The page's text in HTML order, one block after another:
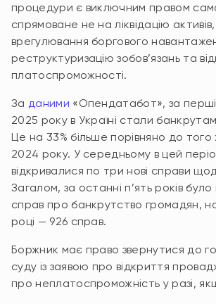
процедури є виключним правом
спрямоване не на ліквідацію
врегулювання боргового
реструктуризацію зобов’язань та
платоспроможності.
За даними «Опендатабот», за перші
2025 року в Україні стали
Це на 33% більше порівняно до того
2024 року. У середньому в цей
відкривалися по три нові справи
Загалом, за останні п’ять років
справ про банкрутство громадян,
році — 926 справ.
Боржник має право звернутися до
суду із заявою про відкриття
про неплатоспроможність у разі,